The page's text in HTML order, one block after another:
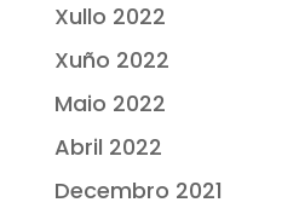
Xullo 2022
Xuño 2022
Maio 2022
Abril 2022
Decembro 2021